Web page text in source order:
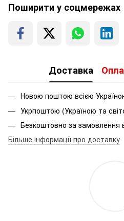
Поширити у соцмережах
Доставка
Новою поштою всією
Укрпоштою (Україною та
Безкоштовно за замовлення
Більше інформації про доставку